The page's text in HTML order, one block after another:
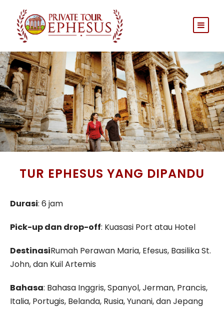
TUR EPHESUS YANG DIPANDU
Durasi: 6 jam
Pick-up dan drop-off: Kuasasi Port atau Hotel
DestinasiRumah Perawan Maria, Efesus, Basilika St.
John, dan Kuil Artemis
Bahasa: Bahasa Inggris, Spanyol, Jerman, Prancis,
Italia, Portugis, Belanda, Rusia, Yunani, dan Jepang